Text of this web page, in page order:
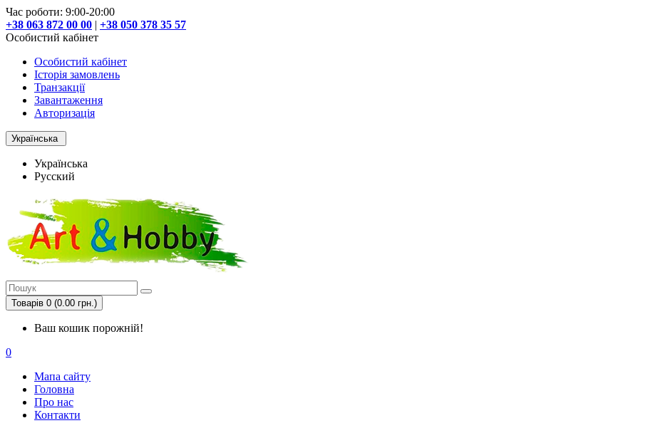
Час роботи: 9:00-20:00
+38 063 872 00 00 | +38 050 378 35 57
Особистий кабінет
Особистий кабінет
Історія замовлень
Транзакції
Завантаження
Авторизація
Українська
Українська
Русский
Товарів 0 (0.00 грн.)
Ваш кошик порожній!
0
Мапа сайту
Головна
Про нас
Контакти